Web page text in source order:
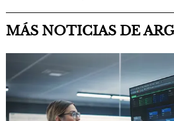
MÁS NOTICIAS DE